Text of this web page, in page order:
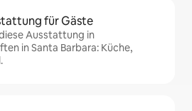
für Gäste
Ausstattung in
in Santa Barbara: Küche,